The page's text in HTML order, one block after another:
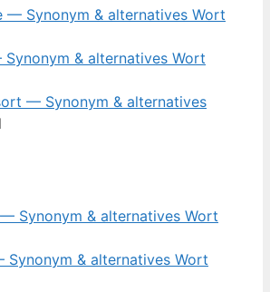
— Synonym & alternatives Wort
& alternatives Wort
— Synonym & alternatives
Synonym & alternatives Wort
Synonym & alternatives Wort